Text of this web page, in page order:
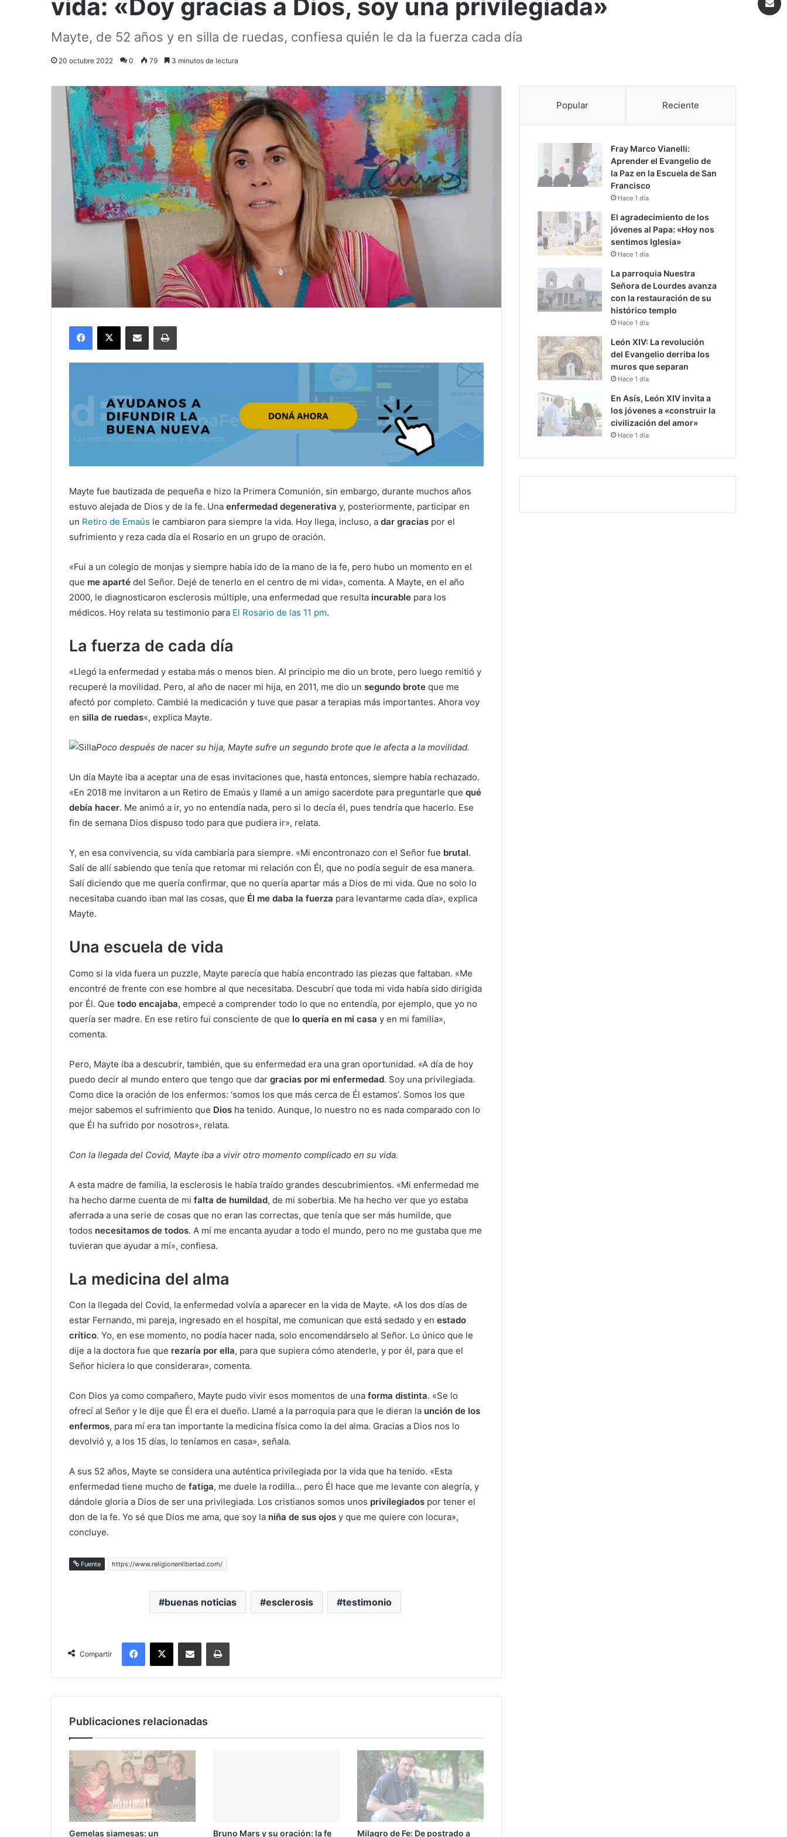
vida: «Doy gracias a Dios, soy una privilegiada»
Mayte, de 52 años y en silla de ruedas, confiesa quién le da la fuerza cada día
20 octubre 2022 0 79 3 minutos de lectura
Facebook
X Compartir por correo electrónicoImprimir
Mayte fue bautizada de pequeña e hizo la Primera Comunión, sin embargo, durante muchos años
estuvo alejada de Dios y de la fe. Una enfermedad degenerativa y, posteriormente, participar en
un Retiro de Emaús le cambiaron para siempre la vida. Hoy llega, incluso, a dar gracias por el
sufrimiento y reza cada día el Rosario en un grupo de oración.
«Fui a un colegio de monjas y siempre había ido de la mano de la fe, pero hubo un momento en el
que me aparté del Señor. Dejé de tenerlo en el centro de mi vida», comenta. A Mayte, en el año
2000, le diagnosticaron esclerosis múltiple, una enfermedad que resulta incurable para los
médicos. Hoy relata su testimonio para El Rosario de las 11 pm.
La fuerza de cada día
«Llegó la enfermedad y estaba más o menos bien. Al principio me dio un brote, pero luego remitió y
recuperé la movilidad. Pero, al año de nacer mi hija, en 2011, me dio un segundo brote que me
afectó por completo. Cambié la medicación y tuve que pasar a terapias más importantes. Ahora voy
en silla de ruedas«, explica Mayte.
Poco después de nacer su hija, Mayte sufre un segundo brote que le afecta a la movilidad.
Un día Mayte iba a aceptar una de esas invitaciones que, hasta entonces, siempre había rechazado.
«En 2018 me invitaron a un Retiro de Emaús y llamé a un amigo sacerdote para preguntarle que qué
debía hacer. Me animó a ir, yo no entendía nada, pero si lo decía él, pues tendría que hacerlo. Ese
fin de semana Dios dispuso todo para que pudiera ir», relata.
Y, en esa convivencia, su vida cambiaría para siempre. «Mi encontronazo con el Señor fue brutal.
Salí de allí sabiendo que tenía que retomar mi relación con Él, que no podía seguir de esa manera.
Salí diciendo que me quería confirmar, que no quería apartar más a Dios de mi vida. Que no solo lo
necesitaba cuando iban mal las cosas, que Él me daba la fuerza para levantarme cada día», explica
Mayte.
Una escuela de vida
Como si la vida fuera un puzzle, Mayte parecía que había encontrado las piezas que faltaban. «Me
encontré de frente con ese hombre al que necesitaba. Descubrí que toda mi vida había sido dirigida
por Él. Que todo encajaba, empecé a comprender todo lo que no entendía, por ejemplo, que yo no
quería ser madre. En ese retiro fui consciente de que lo quería en mi casa y en mi familia»,
comenta.
Pero, Mayte iba a descubrir, también, que su enfermedad era una gran oportunidad. «A día de hoy
puedo decir al mundo entero que tengo que dar gracias por mi enfermedad. Soy una privilegiada.
Como dice la oración de los enfermos: ‘somos los que más cerca de Él estamos’. Somos los que
mejor sabemos el sufrimiento que Dios ha tenido. Aunque, lo nuestro no es nada comparado con lo
que Él ha sufrido por nosotros», relata.
Con la llegada del Covid, Mayte iba a vivir otro momento complicado en su vida.
A esta madre de familia, la esclerosis le había traído grandes descubrimientos. «Mi enfermedad me
ha hecho darme cuenta de mi falta de humildad, de mi soberbia. Me ha hecho ver que yo estaba
aferrada a una serie de cosas que no eran las correctas, que tenía que ser más humilde, que
todos necesitamos de todos. A mí me encanta ayudar a todo el mundo, pero no me gustaba que me
tuvieran que ayudar a mí», confiesa.
La medicina del alma
Con la llegada del Covid, la enfermedad volvía a aparecer en la vida de Mayte. «A los dos días de
estar Fernando, mi pareja, ingresado en el hospital, me comunican que está sedado y en estado
crítico. Yo, en ese momento, no podía hacer nada, solo encomendárselo al Señor. Lo único que le
dije a la doctora fue que rezaría por ella, para que supiera cómo atenderle, y por él, para que el
Señor hiciera lo que considerara», comenta.
Con Dios ya como compañero, Mayte pudo vivir esos momentos de una forma distinta. «Se lo
ofrecí al Señor y le dije que Él era el dueño. Llamé a la parroquia para que le dieran la unción de los
enfermos, para mí era tan importante la medicina física como la del alma. Gracias a Dios nos lo
devolvió y, a los 15 días, lo teníamos en casa», señala.
A sus 52 años, Mayte se considera una auténtica privilegiada por la vida que ha tenido. «Esta
enfermedad tiene mucho de fatiga, me duele la rodilla… pero Él hace que me levante con alegría, y
dándole gloria a Dios de ser una privilegiada. Los cristianos somos unos privilegiados por tener el
don de la fe. Yo sé que Dios me ama, que soy la niña de sus ojos y que me quiere con locura»,
concluye.
Fuente https://www.religionenlibertad.com/
buenas noticias esclerosis testimonio
Compartir
Facebook
X Compartir por correo electrónicoImprimir
Publicaciones relacionadas
Gemelas siamesas: un Bruno Mars y su oración: la fe Milagro de Fe: De postrado a
Popular Reciente
Fray Marco Vianelli:
Aprender el Evangelio de
la Paz en la Escuela de San
Francisco
Hace 1 día
El agradecimiento de los
jóvenes al Papa: «Hoy nos
sentimos Iglesia»
Hace 1 día
La parroquia Nuestra
Señora de Lourdes avanza
con la restauración de su
histórico templo
Hace 1 día
León XIV: La revolución
del Evangelio derriba los
muros que separan
Hace 1 día
En Asís, León XIV invita a
los jóvenes a «construir la
civilización del amor»
Hace 1 día